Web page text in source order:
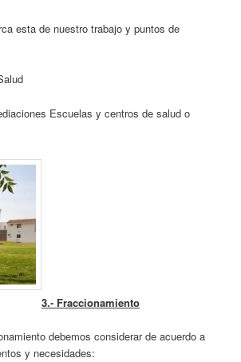
esta de nuestro trabajo y puntos de
Escuelas y centros de salud o
3.- Fraccionamiento
debemos considerar de acuerdo a
y necesidades: